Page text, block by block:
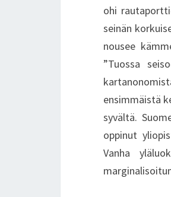
ohi
seinän
nousee
”Tuossa
ensimmäistä
syvältä.
oppinut
Vanha